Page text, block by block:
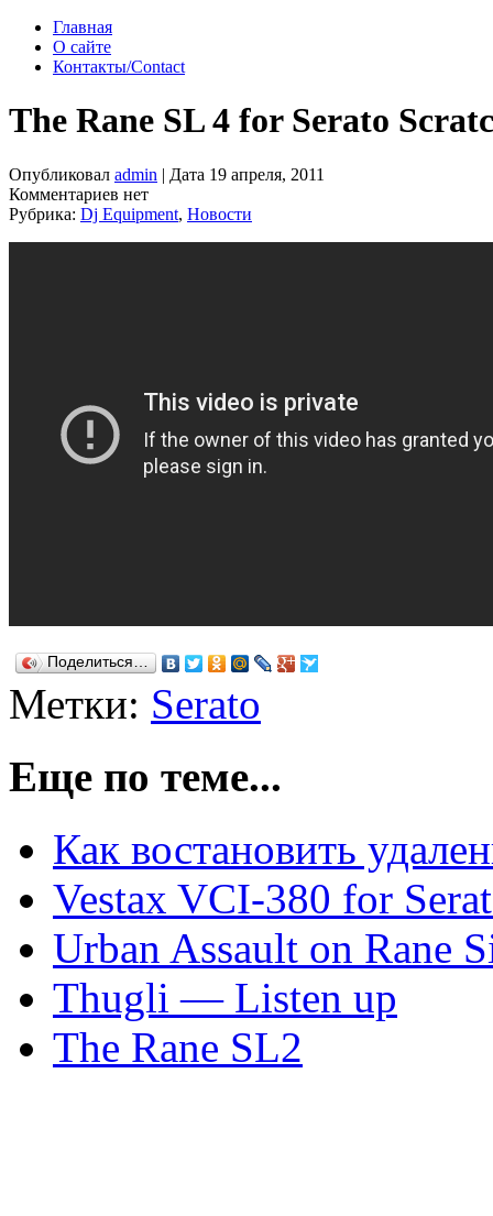
Главная
О сайте
Контакты/Contact
The Rane SL 4 for Serato
Опубликовал admin | Дата 19 апреля, 2011
Комментариев нет
Рубрика: Dj Equipment, Новости
Поделиться…
Метки: Serato
Еще по теме...
Как востановить
Vestax VCI-380 for
Urban Assault on Rane
Thugli — Listen up
The Rane SL2